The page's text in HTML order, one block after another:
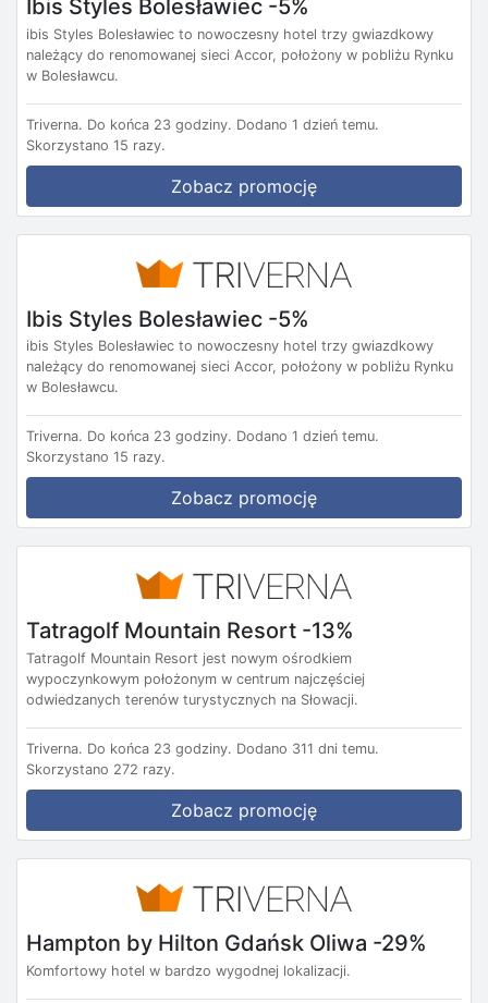
Ibis Styles Bolesławiec -5%
ibis Styles Bolesławiec to nowoczesny hotel trzy gwiazdkowy
należący do renomowanej sieci Accor, położony w pobliżu Rynku
w Bolesławcu.
Triverna. Do końca 23 godziny. Dodano 1 dzień temu.
Skorzystano 15 razy.
Zobacz promocję
Ibis Styles Bolesławiec -5%
ibis Styles Bolesławiec to nowoczesny hotel trzy gwiazdkowy
należący do renomowanej sieci Accor, położony w pobliżu Rynku
w Bolesławcu.
Triverna. Do końca 23 godziny. Dodano 1 dzień temu.
Skorzystano 15 razy.
Zobacz promocję
Tatragolf Mountain Resort -13%
Tatragolf Mountain Resort jest nowym ośrodkiem
wypoczynkowym położonym w centrum najczęściej
odwiedzanych terenów turystycznych na Słowacji.
Triverna. Do końca 23 godziny. Dodano 311 dni temu.
Skorzystano 272 razy.
Zobacz promocję
Hampton by Hilton Gdańsk Oliwa -29%
Komfortowy hotel w bardzo wygodnej lokalizacji.